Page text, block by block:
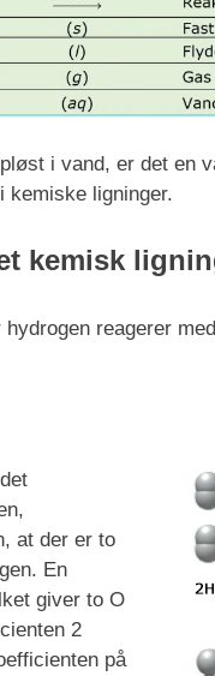
i vand, er det en
kemiske ligninger.
kemisk
reagerer
at der er to
En
giver to O
2
på